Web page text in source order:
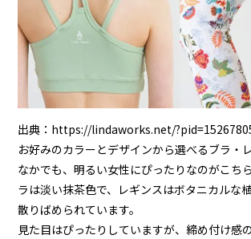
出典： https://lindaworks.net/
お好みのカラーとデザインから選べるブラ・
なかでも、明るい女性にぴったりなのがこち
ラは淡い抹茶色で、レギンスはボタニカルな
散りばめられています。
見た目はぴったりしていますが、締め付け感